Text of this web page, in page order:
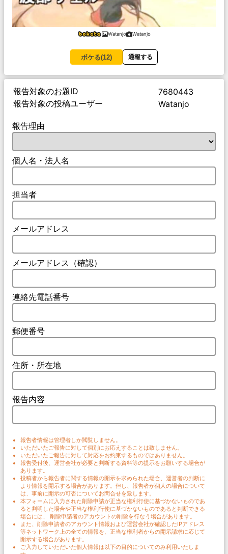
Watanjo Watanjo
ボケる(12) 通報する
報告対象のお題ID
7680443
報告対象の投稿ユーザー
Watanjo
報告理由
個人名・法人名
担当者
メールアドレス
メールアドレス（確認）
連絡先電話番号
郵便番号
住所・所在地
報告内容
報告者情報は管理者しか閲覧しません。
いただいたご報告に対して個別にお応えすることは致しません。
いただいたご報告に対して対応をお約束するものではありません。
報告受付後、運営会社が必要と判断する資料等の提示をお願いする場合が
あります。
投稿者から報告者に関する情報の開示を求められた場合、運営者の判断に
より情報を開示する場合があります。但し、報告者が個人の場合について
は、事前に開示の可否についてお問合せを致します。
本フォームに入力された削除申請が正当な権利行使に基づかないものであ
ると判明した場合や正当な権利行使に基づかないものであると判断できる
場合には、 削除申請者のアカウントの削除を行なう場合があります。
また、削除申請者のアカウント情報および運営会社が確認したIPアドレス
等ネットワーク上の全ての情報を、正当な権利者からの開示請求に応じて
開示する場合があります。
ご入力していただいた個人情報は以下の目的についてのみ利用いたしま